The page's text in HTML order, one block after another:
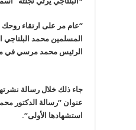
“عام مر على ارتقاء روحك
المسلمين محمد
الرئيس محمد مرسي في
جاء ذلك خلال رسالة
عنوان “رسالة الدكتور
استشهادها الأولى“.